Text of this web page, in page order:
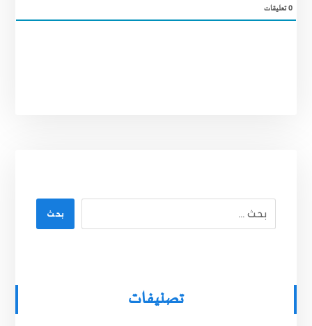
0تعليقات
بحث
تصنيفات